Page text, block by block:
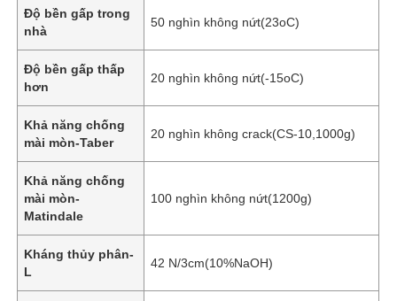
Video
Độ bền gấp trong
nhà
50 nghìn không nứt(23oC)
Độ bền gấp thấp
hơn
20 nghìn không nứt(-15oC)
Khả năng chống
mài mòn-Taber
20 nghìn không crack(CS-10,1000g)
Khả năng chống
mài mòn-
Matindale
100 nghìn không nứt(1200g)
Kháng thủy phân-
L
42 N/3cm(10%NaOH)